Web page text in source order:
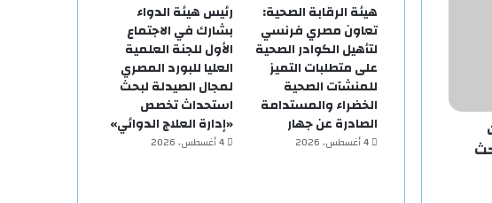
هيئة الرقابة الصحية:
تعاون مصري فرنسي
لتأهيل الكوادر الصحية
على متطلبات التميز
للمنشآت الصحية
الخضراء والمستدامة
الصادرة عن جهار
4 أغسطس، 2026
رئيس هيئة الدواء
بشارك في الاجتماع
الأول للجنة العلمية
العليا للبورد المصري
لمجال الصيدلة لبحث
استحداث تخصص
«إدارة العلاج الدوائي»
4 أغسطس، 2026